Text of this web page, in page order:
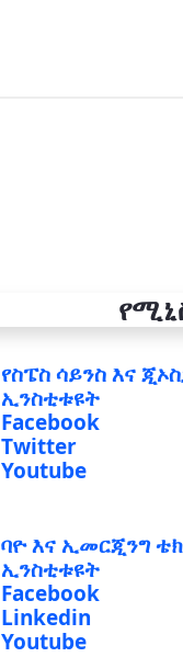
የስፔስ ሳይንስ እና
ኢንስቲቱዩት
Facebook
Twitter
Youtube
ባዮ እና ኢመርጂንግ
ኢንስቲቱዩት
Facebook
Linkedin
Youtube